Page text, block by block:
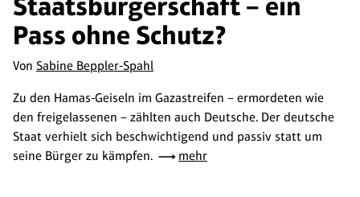
Pass ohne Schutz?
Von Sabine Beppler-Spahl
Zu den Hamas-Geiseln im Gazastreifen – ermordeten wie
den freigelassenen – zählten auch Deutsche. Der deutsche
Staat verhielt sich beschwichtigend und passiv statt um
seine Bürger zu kämpfen.
mehr